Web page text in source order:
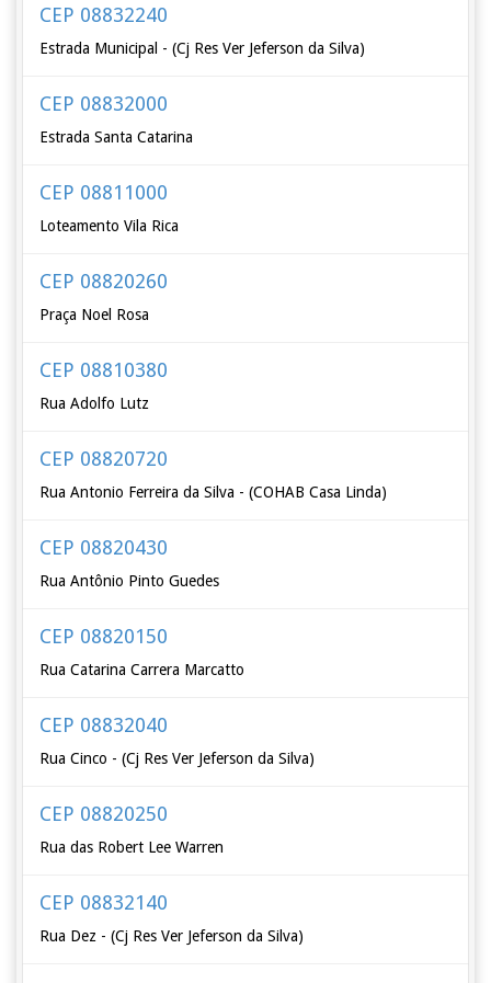
CEP 08832240
Estrada Municipal - (Cj Res Ver Jeferson da Silva)
CEP 08832000
Estrada Santa Catarina
CEP 08811000
Loteamento Vila Rica
CEP 08820260
Praça Noel Rosa
CEP 08810380
Rua Adolfo Lutz
CEP 08820720
Rua Antonio Ferreira da Silva - (COHAB Casa Linda)
CEP 08820430
Rua Antônio Pinto Guedes
CEP 08820150
Rua Catarina Carrera Marcatto
CEP 08832040
Rua Cinco - (Cj Res Ver Jeferson da Silva)
CEP 08820250
Rua das Robert Lee Warren
CEP 08832140
Rua Dez - (Cj Res Ver Jeferson da Silva)